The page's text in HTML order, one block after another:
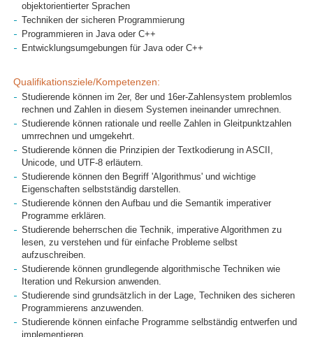
objektorientierter Sprachen
Techniken der sicheren Programmierung
Programmieren in Java oder C++
Entwicklungsumgebungen für Java oder C++
Qualifikationsziele/Kompetenzen:
Studierende können im 2er, 8er und 16er-Zahlensystem problemlos
rechnen und Zahlen in diesem Systemen ineinander umrechnen.
Studierende können rationale und reelle Zahlen in Gleitpunktzahlen
umrrechnen und umgekehrt.
Studierende können die Prinzipien der Textkodierung in ASCII,
Unicode, und UTF-8 erläutern.
Studierende können den Begriff 'Algorithmus' und wichtige
Eigenschaften selbstständig darstellen.
Studierende können den Aufbau und die Semantik imperativer
Programme erklären.
Studierende beherrschen die Technik, imperative Algorithmen zu
lesen, zu verstehen und für einfache Probleme selbst
aufzuschreiben.
Studierende können grundlegende algorithmische Techniken wie
Iteration und Rekursion anwenden.
Studierende sind grundsätzlich in der Lage, Techniken des sicheren
Programmierens anzuwenden.
Studierende können einfache Programme selbständig entwerfen und
implementieren.